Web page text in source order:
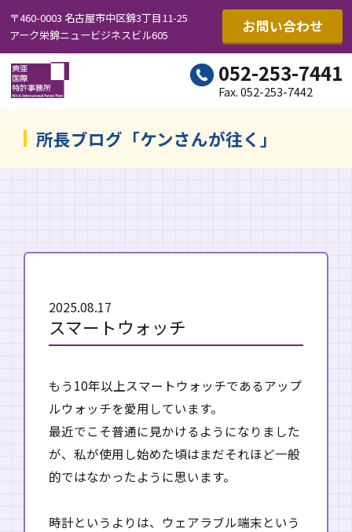
〒460-0003 名古屋市中区錦3丁目11-25
アーク栄錦ニュービジネスビル605
052-253-7441
Fax. 052-253-7442
お問い合わせ
所長ブログ「ケンさんが往く」
2025.08.17
スマートウォッチ
もう10年以上スマートウォッチであるアップ
ルウォッチを愛用しています。
最近でこそ普通に見かけるようになりました
が、私が使用し始めた頃はまだそれほど一般
的ではなかったように思います。
時計というよりは、ウェアラブル端末という